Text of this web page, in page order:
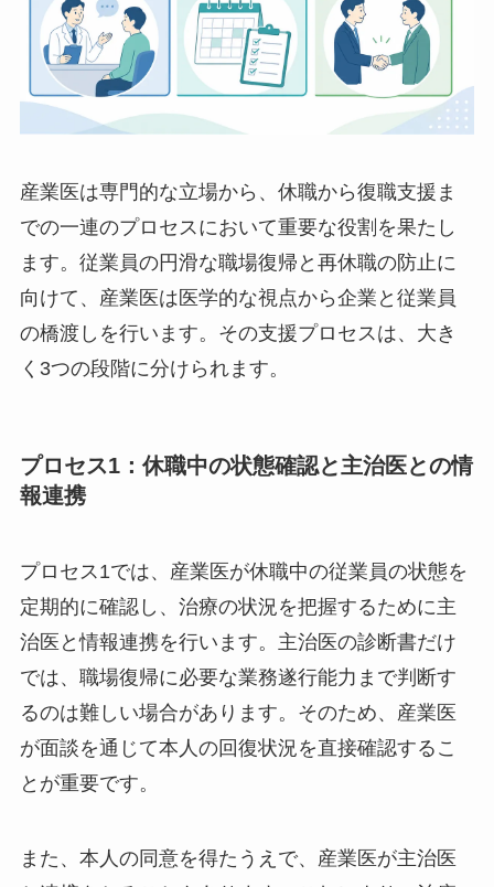
産業医は専門的な立場から、休職から復職支援ま
での一連のプロセスにおいて重要な役割を果たし
ます。従業員の円滑な職場復帰と再休職の防止に
く3つの段階に分けられます。
プロセス1：休職中の状態確認と主治医との
情報連携
プロセス1では、産業医が休職中の従業員の状態
を定期的に確認し、治療の状況を把握するために
主治医と情報連携を行います。主治医の診断書だ
けでは、職場復帰に必要な業務遂行能力まで判断
ことが重要です。